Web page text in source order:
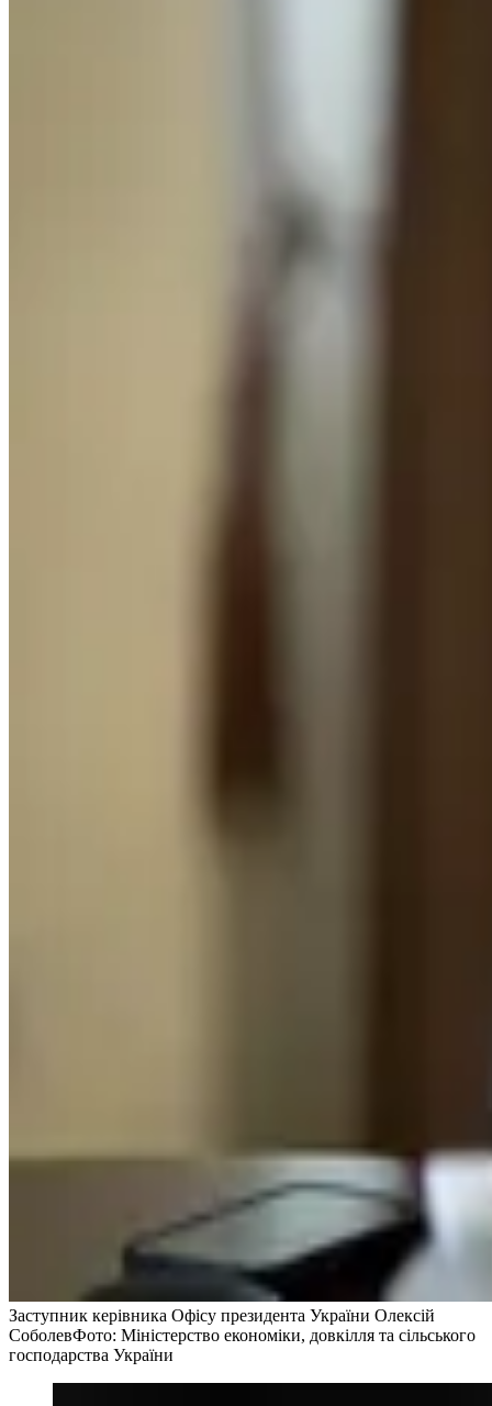
Заступник керівника Офісу президента України Олексій
СоболевФото: Міністерство економіки, довкілля та сільського
господарства України